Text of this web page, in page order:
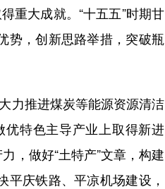
重大成就。“十五五”时期甘
势，创新思路举措，突破瓶
力推进煤炭等能源资源清洁
特色主导产业上取得新进
，做好“土特产”文章，构建
庆铁路、平凉机场建设，